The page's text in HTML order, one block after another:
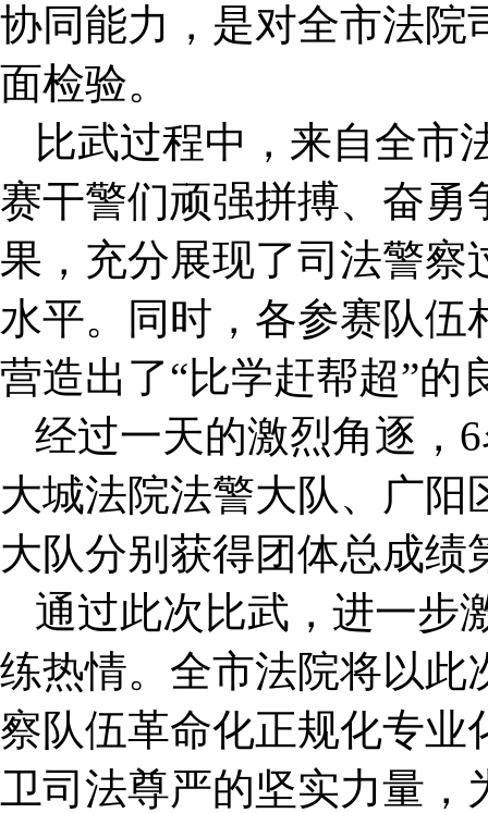
协同能力，是对全市法院
面检验。
比武过程中，来自全市
赛干警们顽强拼搏、奋勇
果，充分展现了司法警察
水平。同时，各参赛队伍
营造出了“比学赶帮超”的
经过一天的激烈角逐，
大城法院法警大队、广
大队分别获得团体总成
通过此次比武，进一步
练热情。全市法院将以此
察队伍革命化正规化专业
卫司法尊严的坚实力量